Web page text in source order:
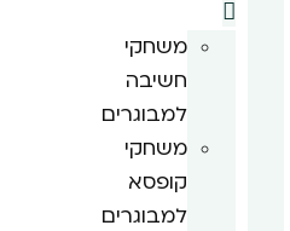
משחקי
חשיבה
למבוגרים
משחקי
קופסא
למבוגרים